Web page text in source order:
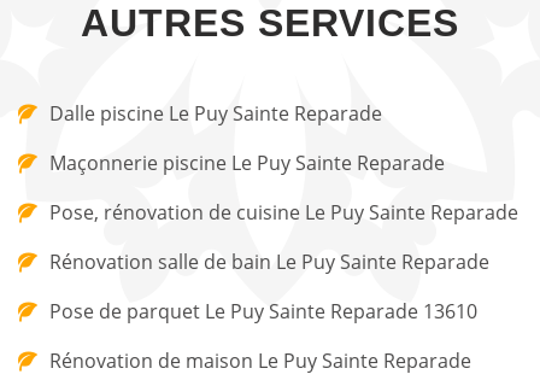
AUTRES SERVICES
Dalle piscine Le Puy Sainte Reparade
Maçonnerie piscine Le Puy Sainte Reparade
Pose, rénovation de cuisine Le Puy Sainte Reparade
Rénovation salle de bain Le Puy Sainte Reparade
Pose de parquet Le Puy Sainte Reparade 13610
Rénovation de maison Le Puy Sainte Reparade